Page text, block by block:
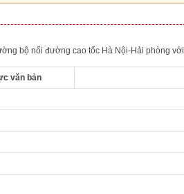
bộ nối đường cao tốc Hà Nội-Hải phòng với
văn bản